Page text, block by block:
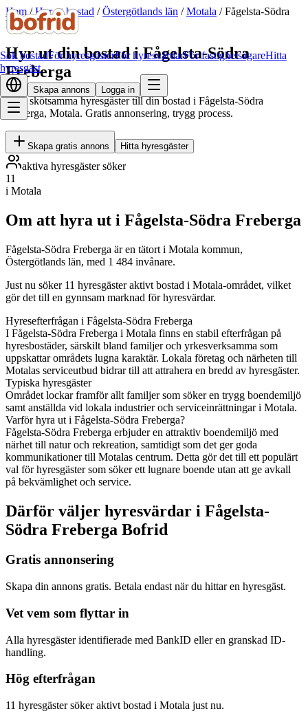
Sök bostadFör hyresgästerFör hyresvärdarFör fastighetsägareHitta
hyresgäst
Skapa annons Logga in
Hem/Hyr ut bostad /Östergötlands län /Motala /Fågelsta-Södra
Freberga
Hyr ut din bostad i Fågelsta-Södra
Freberga
Hitta skötsamma hyresgäster till din bostad i Fågelsta-Södra
Freberga, Motala. Gratis annonsering, trygg process.
Skapa gratis annons Hitta hyresgäster
aktiva hyresgäster söker
11
i Motala
Om att hyra ut i Fågelsta-Södra Freberga
Fågelsta-Södra Freberga är en tätort i Motala kommun,
Östergötlands län, med 1 484 invånare.
Just nu söker 11 hyresgäster aktivt bostad i Motala-området, vilket
gör det till en gynnsam marknad för hyresvärdar.
Hyresefterfrågan i Fågelsta-Södra Freberga
I Fågelsta-Södra Freberga i Motala finns en stabil efterfrågan på
hyresbostäder, särskilt bland familjer och yrkesverksamma som
uppskattar områdets lugna karaktär. Lokala företag och närheten till
Motalas serviceutbud bidrar till att attrahera en bredd av hyresgäster.
Typiska hyresgäster
Området lockar framför allt familjer som söker en trygg boendemiljö
samt anställda vid lokala industrier och serviceinrättningar i Motala.
Varför hyra ut i Fågelsta-Södra Freberga?
Fågelsta-Södra Freberga erbjuder en attraktiv boendemiljö med
närhet till natur och rekreation, samtidigt som det ger goda
kommunikationer till Motalas centrum. Detta gör det till ett populärt
val för hyresgäster som söker ett lugnare boende utan att ge avkall
på bekvämlighet och service.
Därför väljer hyresvärdar i Fågelsta-
Södra Freberga Bofrid
Gratis annonsering
Skapa din annons gratis. Betala endast när du hittar en hyresgäst.
Vet vem som flyttar in
Alla hyresgäster identifierade med BankID eller en granskad ID-
handling.
Hög efterfrågan
11 hyresgäster söker aktivt bostad i Motala just nu.